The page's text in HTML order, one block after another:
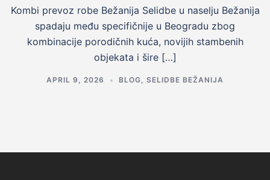
Kombi prevoz robe Bežanija Selidbe u naselju Bežanija
spadaju među specifičnije u Beogradu zbog
kombinacije porodičnih kuća, novijih stambenih
objekata i šire […]
APRIL 9, 2026 BLOG, SELIDBE BEŽANIJA